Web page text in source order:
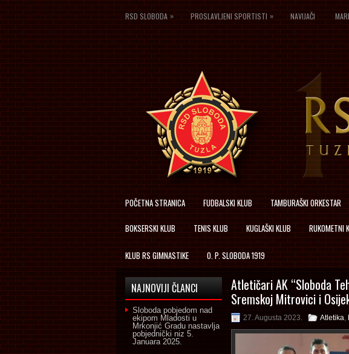
RSD SLOBODA » PROSLAVLJENI SPORTISTI » NAVIJAČI
POČETNA STRANICA FUDBALSKI KLUB TAMBURAŠKI ORKESTAR
BOKSERSKI KLUB TENIS KLUB KUGLAŠKI KLUB RUKOMETNI
KLUB RS GIMNASTIKE O. P. SLOBODA 1919
Atletičari AK “Sloboda
Sremskoj Mitrovici i
27. Augusta 2023. Atletika,
NAJNOVIJI ČLANCI
Sloboda pobjedom nad
ekipom Mladosti u
Mrkonjić Gradu nastavlja
pobjednički niz 5.
Januara 2025.